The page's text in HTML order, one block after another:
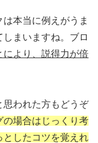
本当に例えがうま
まいますね。ブロ
により、説得力が倍
思われた方もどうぞ
の場合はじっくり考
としたコツを覚えれ